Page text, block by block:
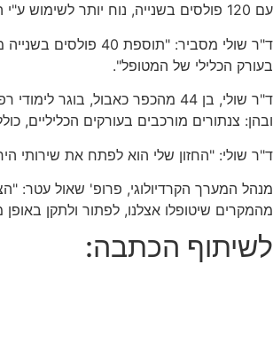
עם 120 פולסים בשנייה, נוח יותר לשימוש ע"י המצנתרים, וכי הוכח במחקרים שאחוז הסיבוכים נמוך מבעבר בצורה ניכרת. המטופל שוחרר לביתו תוך יומיים, במצב טוב.
ד"ר שולי מסביר:
בעורק הכלילי של המטופל".
ד"ר שולי, בן 44 מהכפר כאבול,
ובהן: צנתורים מורכבים בעורקים
ד"ר שולי: "החזון שלי הוא לפתח את שירותי
מנהל המערך הקרדיולוגי, פרופ' שאול עטר:
מהמקרים שיטופלו אצלנו, לפתור ולתקן
לשיתוף הכתבה: